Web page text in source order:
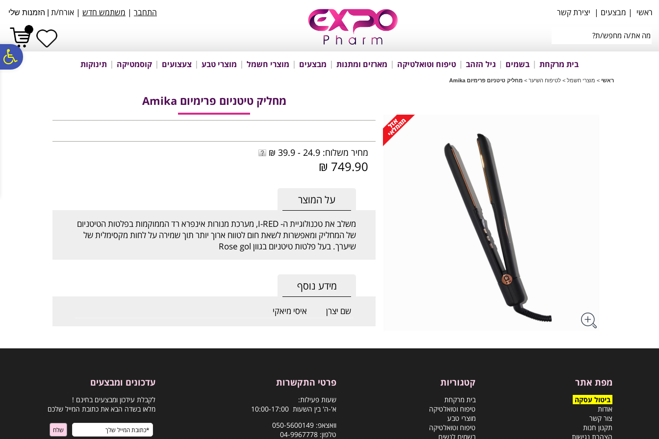
נגישות
אתר
המרכזי
ראשי | מבצעים | יצירת קשר התחבר | משתמש חדש | אורח/ת הזמנות שלי
בית מרקחת בשמים גיל הזהב טיפוח וטואלטיקה מארזים ומתנות מבצעים מוצרי חשמל מוצרי טבע צעצועים קוסמטיקה תינוקות
ראשי > מוצרי חשמל > לטיפוח השיער > מחליק טיטניום פרימיום Amika
מחליק טיטניום פרימיום Amika
מחיר משלוח: 24.9 - 39.9 ₪
749.90 ₪
על המוצר
משלב את טכנולוגיית ה- I-RED, מערכת מנורות אינפרא רד הממוקמות בפלטות הטיטניום
של המחליק ומאפשרות לשאת חום לטווח ארוך יותר תוך שמירה על לחות מקסימלית של
שיערך. בעל פלטות טיטניום בגוון Rose gol
מידע נוסף
שם יצרן איסי מיאקי
מפת אתר
ביטול עסקה
אודות
צור קשר
תקנון חנות
הצהרת נגישות
קטגוריות
בית מרקחת
טיפוח וטואלטיקה
מוצרי טבע
טיפוח וטואלטיקה
בשמים לנשים
פרטי התקשרות
שעות פעילות:
א'-ה' בין השעות 10:00-17:00
וואצאפ: 050-5600149
טלפון: 04-9967778
עדכונים ומבצעים
לקבלת עידכון ומבצעים בחינם !
מלאו בשדה הבא את כתובת המייל שלכם